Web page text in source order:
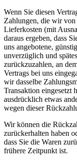
Wenn Sie diesen
Zahlungen, die wir
Lieferkosten (mit
daraus ergeben, dass
uns angebotene,
unverzüglich und
zurückzuzahlen, an
Vertrags bei uns
wir dasselbe
Transaktion eingesetzt
ausdrücklich etwas
wegen dieser
Wir können die
zurückerhalten haben
dass Sie die Waren
frühere Zeitpunkt ist.